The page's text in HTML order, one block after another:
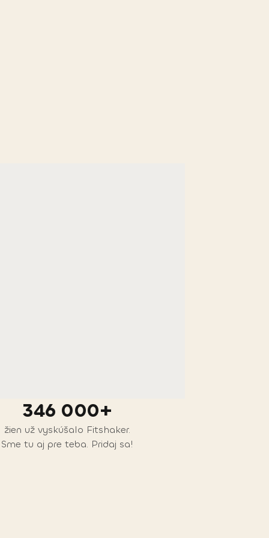
346 000+
žien už vyskúšalo Fitshaker.
Sme tu aj pre teba. Pridaj sa!